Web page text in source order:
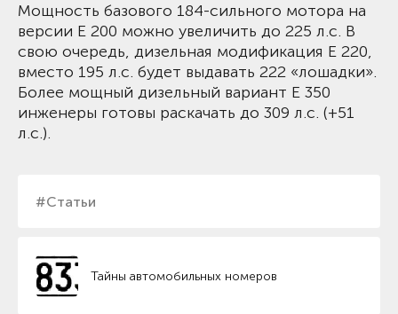
#Статьи
Тайны автомобильных номеров
Мощность базового 184-сильного мотора на
версии Е 200 можно увеличить до 225 л.с. В
свою очередь, дизельная модификация Е 220,
вместо 195 л.с. будет выдавать 222 «лошадки».
Более мощный дизельный вариант Е 350
инженеры готовы раскачать до 309 л.с. (+51
л.с.).